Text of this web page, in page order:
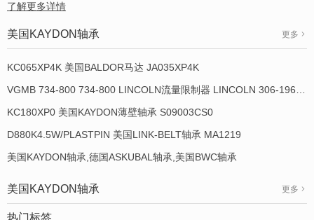
了解更多详情
美国KAYDON轴承 更多
KC065XP4K 美国BALDOR马达 JA035XP4K
KC180XP0 美国KAYDON薄壁轴承 S09003CS0
D880K4.5W/PLASTPIN 美国LINK-BELT轴承 MA1219
美国KAYDON轴承,德国ASKUBAL轴承,美国BWC轴承
美国KAYDON轴承 更多
热门标签